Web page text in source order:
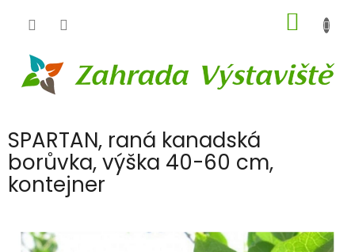
KOŠÍK
SPARTAN, raná kanadská
borůvka, výška 40-60 cm,
kontejner